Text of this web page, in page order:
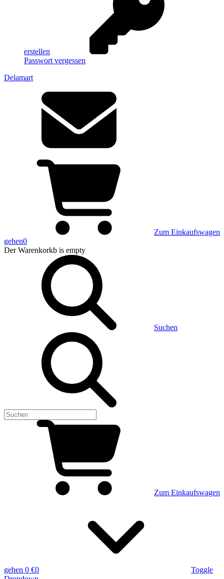
erstellen
Passwort vergessen
Delamart
Zum Einkaufswagen
gehen0
Der Warenkorkb is empty
Suchen
Zum Einkaufswagen
gehen 0 €0
Toggle